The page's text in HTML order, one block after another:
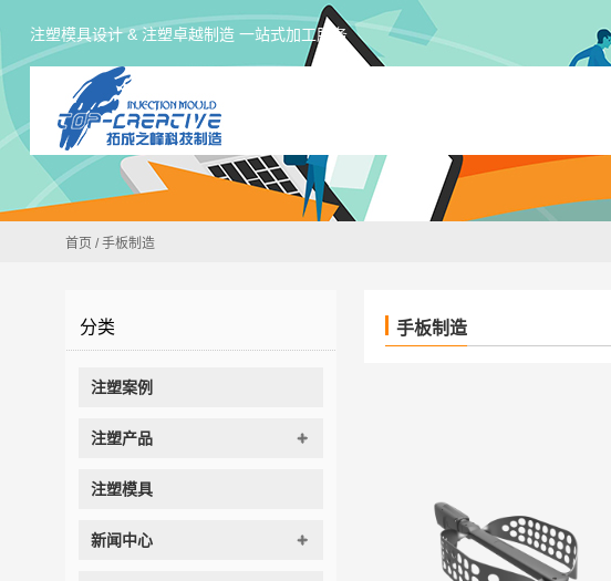
注塑模具设计 & 注塑卓越制造 一站式加工服务
首页 /手板制造
分类
注塑案例
注塑产品
注塑模具
新闻中心
手板制造